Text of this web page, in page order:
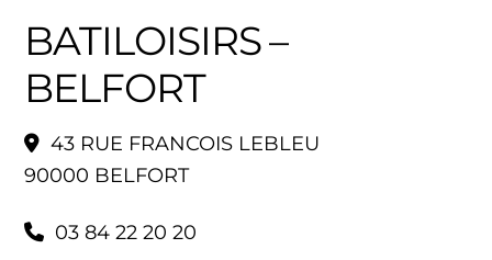
BATILOISIRS –
BELFORT
43 RUE FRANCOIS LEBLEU
90000 BELFORT
03 84 22 20 20